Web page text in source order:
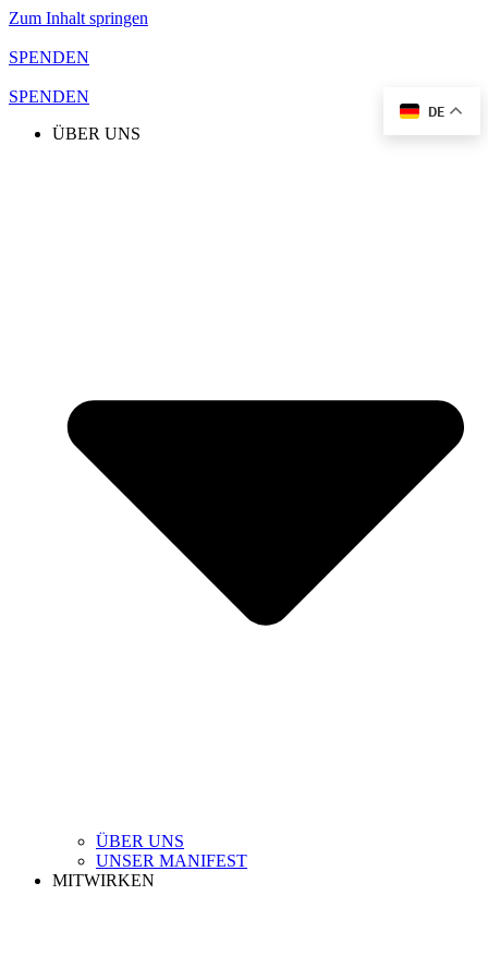
Zum Inhalt springen
SPENDEN
SPENDEN
ÜBER UNS
ÜBER UNS
UNSER MANIFEST
MITWIRKEN
DE